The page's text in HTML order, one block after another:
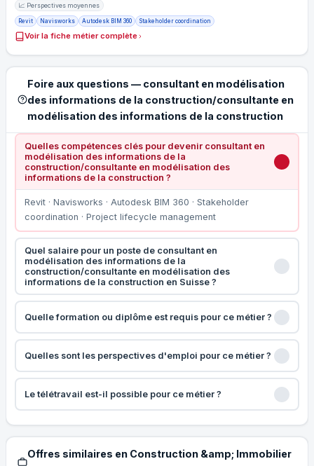
📈 Perspectives moyennes
Revit Navisworks Autodesk BIM 360 Stakeholder coordination
Voir la fiche métier complète
Foire aux questions — consultant en modélisation
des informations de la construction/consultante en
modélisation des informations de la construction
Quelles compétences clés pour devenir consultant en
modélisation des informations de la
construction/consultante en modélisation des
informations de la construction ?
Revit · Navisworks · Autodesk BIM 360 · Stakeholder
coordination · Project lifecycle management
Quel salaire pour un poste de consultant en
modélisation des informations de la
construction/consultante en modélisation des
informations de la construction en Suisse ?
Quelle formation ou diplôme est requis pour ce métier ?
Quelles sont les perspectives d'emploi pour ce métier ?
Le télétravail est-il possible pour ce métier ?
Offres similaires en Construction &amp; Immobilier